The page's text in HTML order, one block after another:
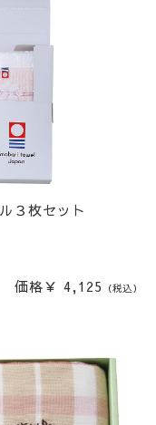
３枚セット
価格￥ 4,125 （税込）